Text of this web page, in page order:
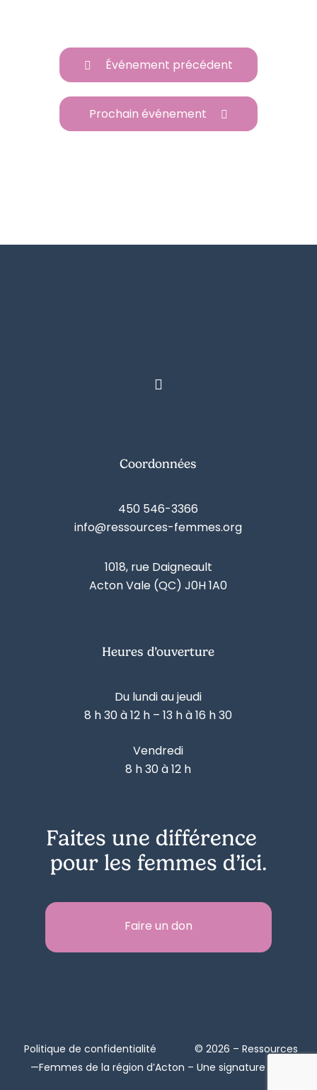
Événement précédent
Prochain événement
Coordonnées
450 546-3366
info@ressources-femmes.org
1018, rue Daigneault
Acton Vale (QC) J0H 1A0
Heures d’ouverture
Du lundi au jeudi
8 h 30 à 12 h – 13 h à 16 h 30
Vendredi
8 h 30 à 12 h
Faites une différence
pour les femmes d’ici.
Faire un don
Politique de confidentialité
© 2026 – Ressources
—Femmes de la région d’Acton – Une signature de